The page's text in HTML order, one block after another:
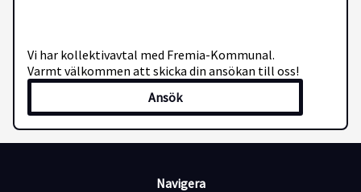
Vi har kollektivavtal med Fremia-Kommunal.
Varmt välkommen att skicka din ansökan till oss!
Ansök
Navigera